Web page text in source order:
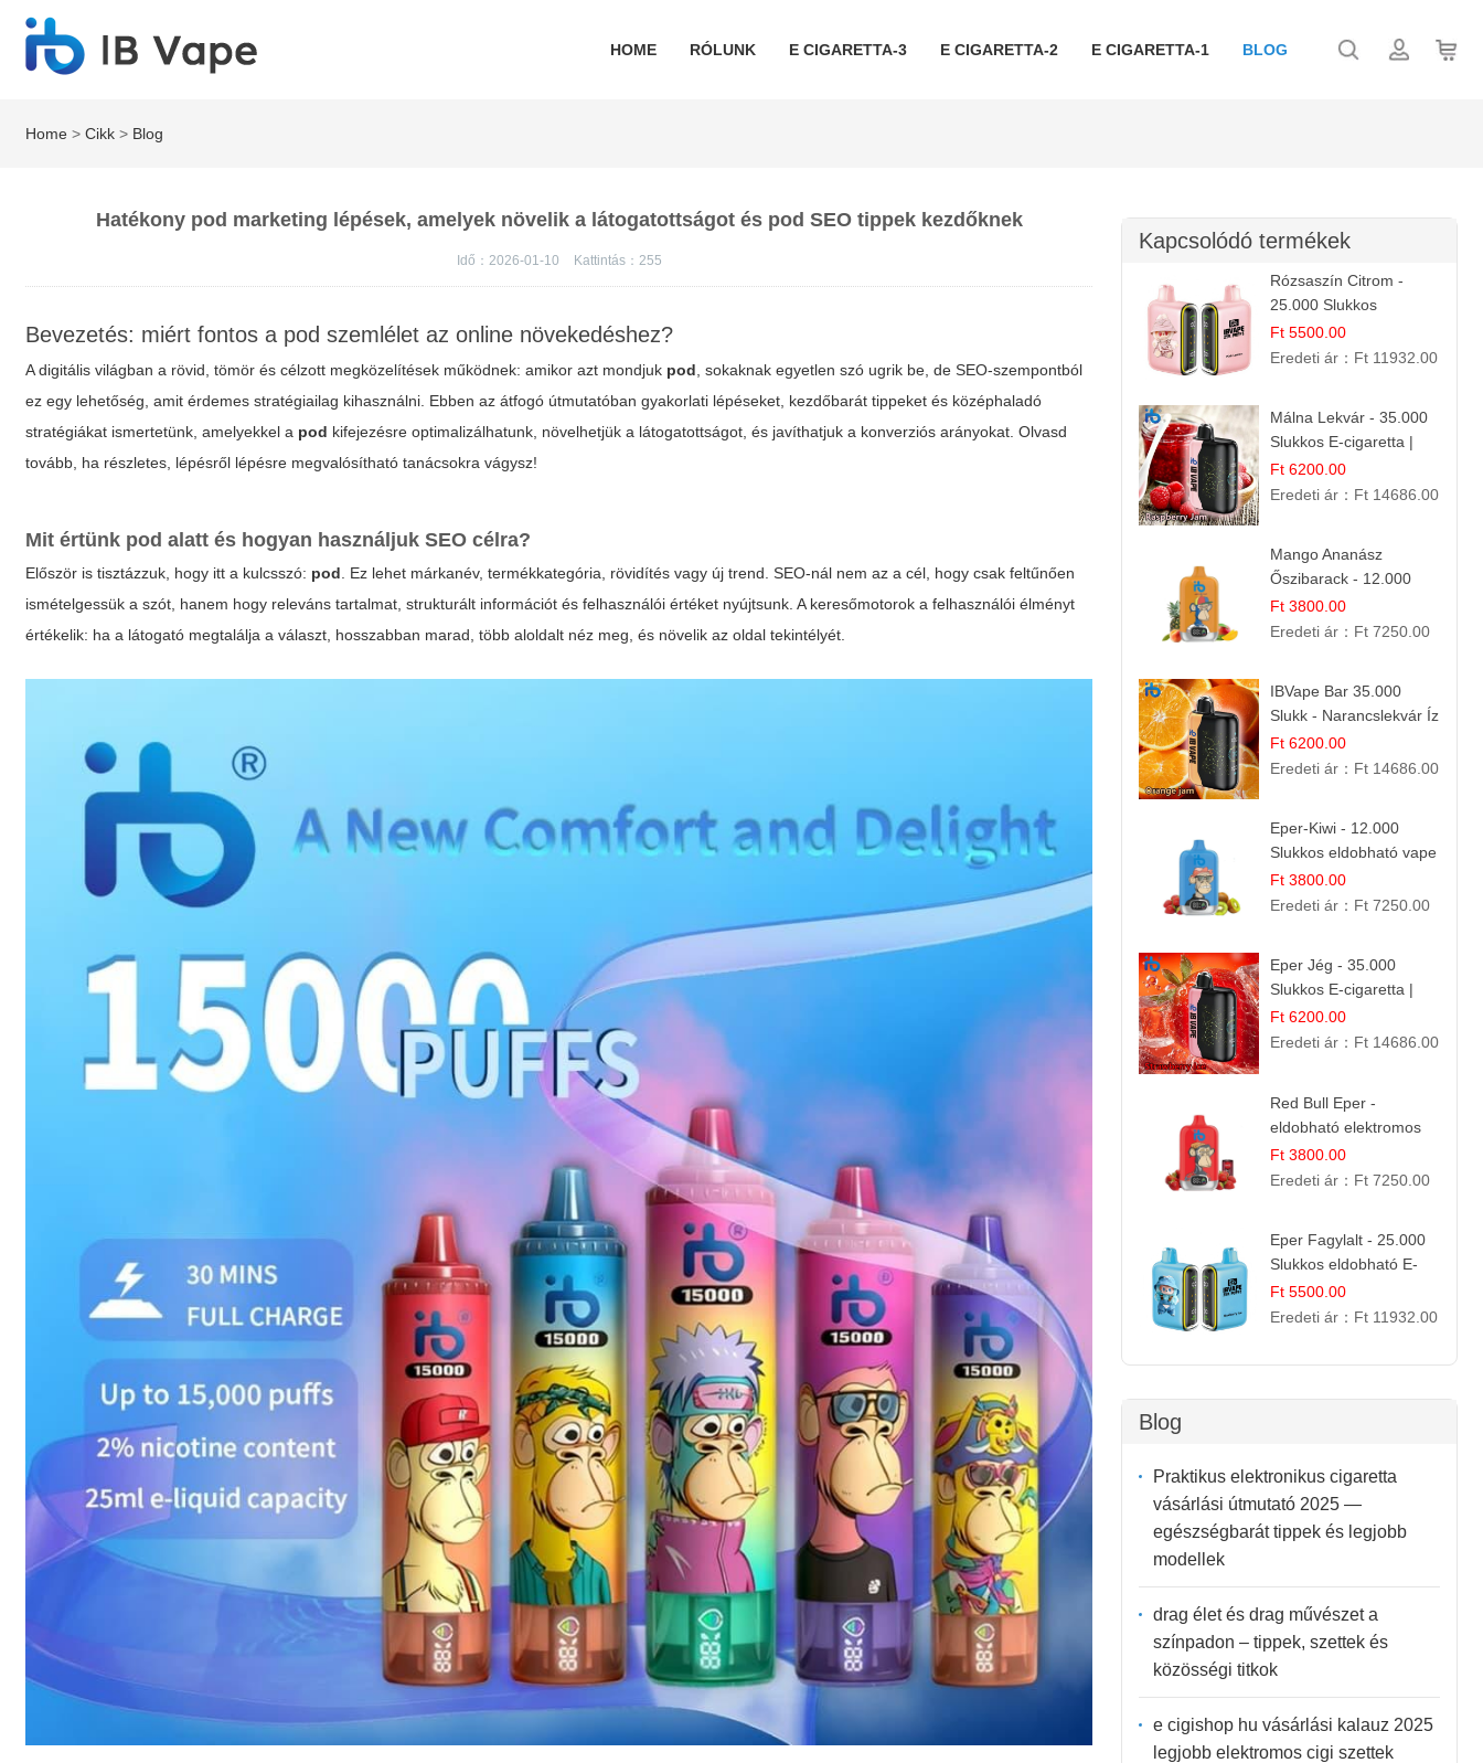
HOME RÓLUNK E CIGARETTA-3 E CIGARETTA-2 E CIGARETTA-1 BLOG
Home >Cikk > Blog
Hatékony pod marketing lépések, amelyek növelik a látogatottságot és pod SEO tippek kezdőknek
Idő：2026-01-10 Kattintás： 255
Bevezetés: miért fontos a pod szemlélet az online növekedéshez?
A digitális világban a rövid, tömör és célzott megközelítések működnek: amikor azt mondjuk pod , sokaknak egyetlen szó ugrik be, de SEO-szempontból
ez egy lehetőség, amit érdemes stratégiailag kihasználni. Ebben az átfogó útmutatóban gyakorlati lépéseket, kezdőbarát tippeket és középhaladó
stratégiákat ismertetünk, amelyekkel a pod kifejezésre optimalizálhatunk, növelhetjük a látogatottságot, és javíthatjuk a konverziós arányokat. Olvasd
tovább, ha részletes, lépésről lépésre megvalósítható tanácsokra vágysz!
Mit értünk pod alatt és hogyan használjuk SEO célra?
Először is tisztázzuk, hogy itt a kulcsszó: pod . Ez lehet márkanév, termékkategória, rövidítés vagy új trend. SEO-nál nem az a cél, hogy csak feltűnően
ismételgessük a szót, hanem hogy releváns tartalmat, strukturált információt és felhasználói értéket nyújtsunk. A keresőmotorok a felhasználói élményt
értékelik: ha a látogató megtalálja a választ, hosszabban marad, több aloldalt néz meg, és növelik az oldal tekintélyét.
Kapcsolódó termékek
Rózsaszín Citrom -
25.000 Slukkos
eldobható e-Cigaretta |
IBvape Bar
Ft 5500.00
Eredeti ár： Ft 11932.00
Málna Lekvár - 35.000
Slukkos E-cigaretta |
IBVape Bar Édes
Gyümölcs Íz
Ft 6200.00
Eredeti ár： Ft 14686.00
Mango Ananász
Őszibarack - 12.000
Slukkos eldobható e-
Cigaretta
Ft 3800.00
Eredeti ár： Ft 7250.00
IBVape Bar 35.000
Slukk - Narancslekvár Íz
| Prémium E-cigaretta
Ft 6200.00
Eredeti ár： Ft 14686.00
Eper-Kiwi - 12.000
Slukkos eldobható vape
| Friss Gyümölcs
Kombináció
Ft 3800.00
Eredeti ár： Ft 7250.00
Eper Jég - 35.000
Slukkos E-cigaretta |
IBVape Bar
Ft 6200.00
Eredeti ár： Ft 14686.00
Red Bull Eper -
eldobható elektromos
cigi | Energizáló
Gyümölcs Íz
Ft 3800.00
Eredeti ár： Ft 7250.00
Eper Fagylalt - 25.000
Slukkos eldobható E-
cigaretta | Édes
Desszert Íz
Ft 5500.00
Eredeti ár： Ft 11932.00
Blog
Praktikus elektronikus cigaretta
vásárlási útmutató 2025 —
egészségbarát tippek és legjobb
modellek
drag élet és drag művészet a
színpadon – tippek, szettek és
közösségi titkok
e cigishop hu vásárlási kalauz 2025
legjobb elektromos cigi szettek